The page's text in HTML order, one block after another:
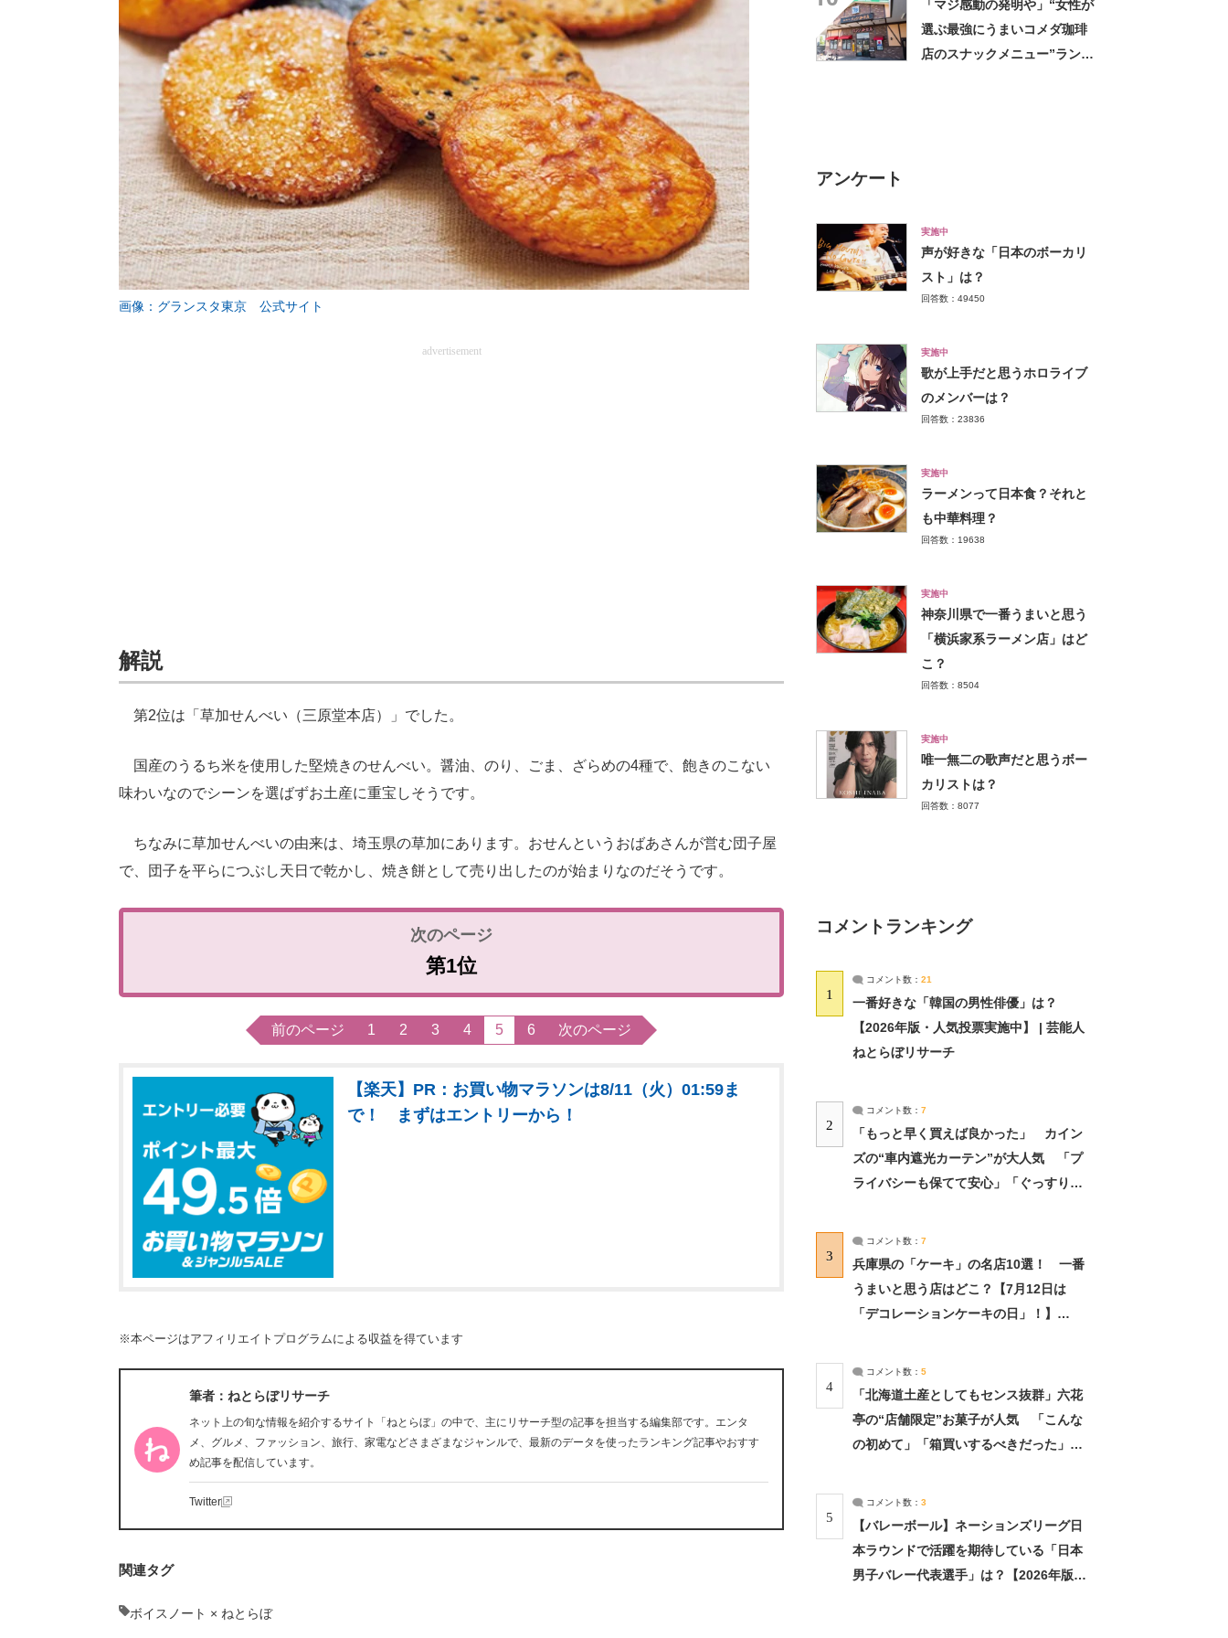
画像：グランスタ東京 公式サイト
advertisement
解説
第2位は「草加せんべい（三原堂本店）」でした。
国産のうるち米を使用した堅焼きのせんべい。醤油、のり、ごま、ざらめの4種で、飽きのこない
味わいなのでシーンを選ばずお土産に重宝しそうです。
ちなみに草加せんべいの由来は、埼玉県の草加にあります。おせんというおばあさんが営む団子屋
で、団子を平らにつぶし天日で乾かし、焼き餅として売り出したのが始まりなのだそうです。
第1位
前のページ 1 2 3 4 5 6 次のページ
【楽天】PR：お買い物マラソンは8/11（火）01:59ま
で！ まずはエントリーから！
※本ページはアフィリエイトプログラムによる収益を得ています
筆者：ねとらぼリサーチ
ネット上の旬な情報を紹介するサイト「ねとらぼ」の中で、主にリサーチ型の記事を担当する編集部です。エンタ
メ、グルメ、ファッション、旅行、家電などさまざまなジャンルで、最新のデータを使ったランキング記事やおすす
め記事を配信しています。
Twitter
関連タグ
ボイスノート × ねとらぼ
「マジ感動の発明や」“女性が
選ぶ最強にうまいコメダ珈琲
店のスナックメニュー”ランキ
アンケート
実施中
声が好きな「日本のボーカリ
スト」は？
回答数：49450
実施中
歌が上手だと思うホロライブ
のメンバーは？
回答数：23836
実施中
ラーメンって日本食？それと
も中華料理？
回答数：19638
実施中
神奈川県で一番うまいと思う
「横浜家系ラーメン店」はど
こ？
回答数：8504
実施中
唯一無二の歌声だと思うボー
カリストは？
回答数：8077
コメントランキング
1
コメント数： 21
一番好きな「韓国の男性俳優」は？
【2026年版・人気投票実施中】 | 芸能人
ねとらぼリサーチ
2
コメント数： 7
「もっと早く買えば良かった」 カイン
ズの“車内遮光カーテン”が大人気 「プ
ライバシーも保てて安心」「ぐっすり眠
3
コメント数： 7
兵庫県の「ケーキ」の名店10選！ 一番
うまいと思う店はどこ？【7月12日は
「デコレーションケーキの日」！】
4
コメント数： 5
「北海道土産としてもセンス抜群」六花
亭の“店舗限定”お菓子が人気 「こんな
の初めて」「箱買いするべきだった」
5
コメント数： 3
【バレーボール】ネーションズリーグ日
本ラウンドで活躍を期待している「日本
男子バレー代表選手」は？【2026年版・